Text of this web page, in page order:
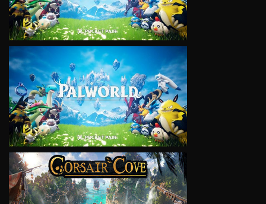
VIEW
VIEW